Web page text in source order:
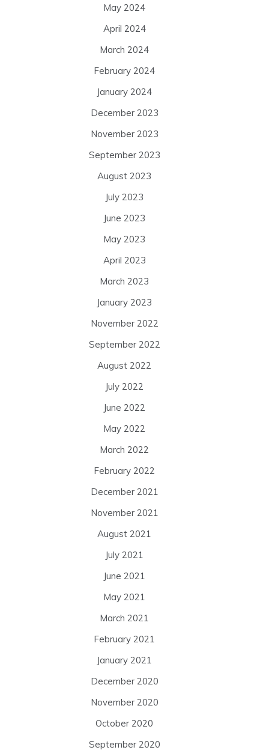
May 2024
April 2024
March 2024
February 2024
January 2024
December 2023
November 2023
September 2023
August 2023
July 2023
June 2023
May 2023
April 2023
March 2023
January 2023
November 2022
September 2022
August 2022
July 2022
June 2022
May 2022
March 2022
February 2022
December 2021
November 2021
August 2021
July 2021
June 2021
May 2021
March 2021
February 2021
January 2021
December 2020
November 2020
October 2020
September 2020